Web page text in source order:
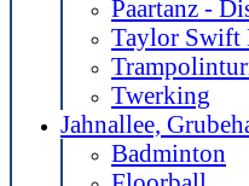
Paartanz -
Taylor Swift
Twerking
Jahnallee,
Badminton